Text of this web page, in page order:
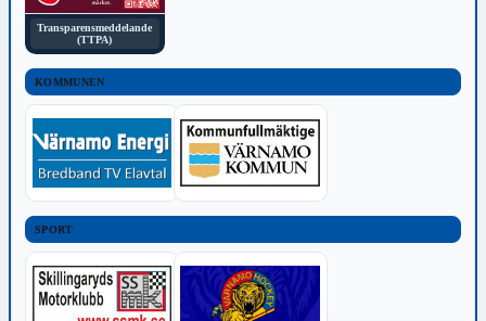
Transparensmeddelande
(TTPA)
KOMMUNEN
SPORT